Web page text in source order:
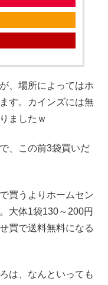
、場所によってはホ
す。カインズには無
ましたｗ
、この前3袋買いだ
買うよりホームセン
大体1袋130～200円
買で送料無料になる
は、なんといっても